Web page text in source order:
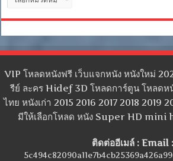
หมู่
VIP โหลดหนังฟรี เว็บแจกหนัง หนังใหม่
รีย์ ละคร Hidef 3D โหลดการ์ตูน โหลดห
ไทย หนังเก่า 2015 2016 2017 2018 2019
มีให้เลือกโหลด หนัง Super HD
ติดต่ออีเมล์ : Email :